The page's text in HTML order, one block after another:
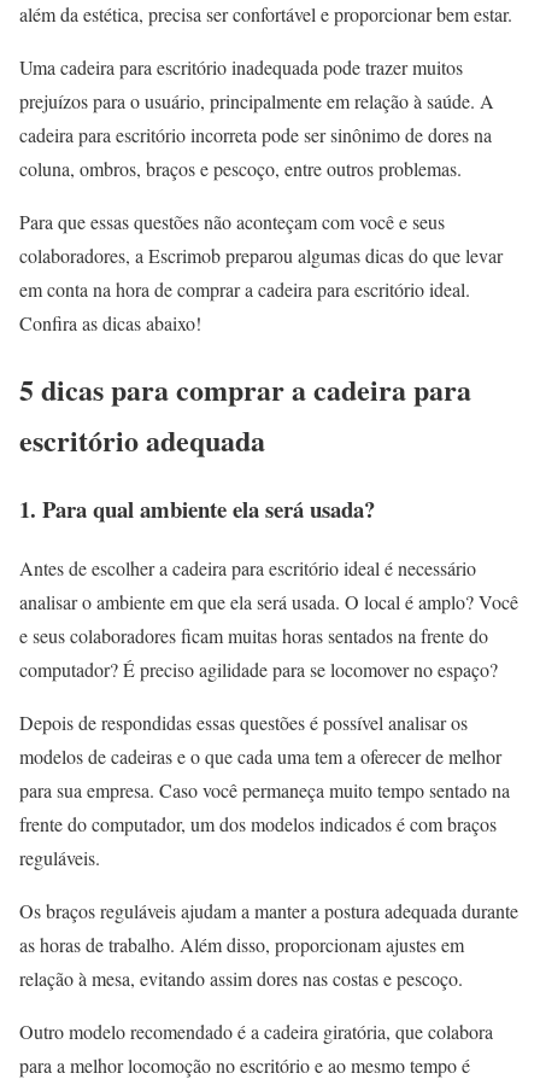
além da estética, precisa ser confortável e proporcionar bem estar.
Uma cadeira para escritório inadequada pode trazer muitos
prejuízos para o usuário, principalmente em relação à saúde. A
cadeira para escritório incorreta pode ser sinônimo de dores na
coluna, ombros, braços e pescoço, entre outros problemas.
Para que essas questões não aconteçam com você e seus
colaboradores, a Escrimob preparou algumas dicas do que levar
em conta na hora de comprar a cadeira para escritório ideal.
Confira as dicas abaixo!
5 dicas para comprar a cadeira para
escritório adequada
1. Para qual ambiente ela será usada?
Antes de escolher a cadeira para escritório ideal é necessário
analisar o ambiente em que ela será usada. O local é amplo? Você
e seus colaboradores ficam muitas horas sentados na frente do
computador? É preciso agilidade para se locomover no espaço?
Depois de respondidas essas questões é possível analisar os
modelos de cadeiras e o que cada uma tem a oferecer de melhor
para sua empresa. Caso você permaneça muito tempo sentado na
frente do computador, um dos modelos indicados é com braços
reguláveis.
Os braços reguláveis ajudam a manter a postura adequada durante
as horas de trabalho. Além disso, proporcionam ajustes em
relação à mesa, evitando assim dores nas costas e pescoço.
Outro modelo recomendado é a cadeira giratória, que colabora
para a melhor locomoção no escritório e ao mesmo tempo é